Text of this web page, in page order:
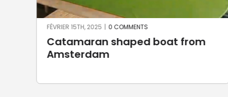
Catamaran shaped boat from
Amsterdam
FÉVRIER 15TH, 2025 | 0 COMMENTS